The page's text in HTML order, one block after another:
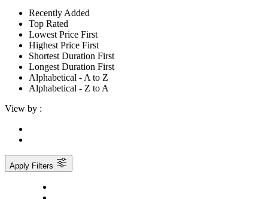
Recently Added
Top Rated
Lowest Price First
Highest Price First
Shortest Duration First
Longest Duration First
Alphabetical - A to Z
Alphabetical - Z to A
View by :
Apply Filters